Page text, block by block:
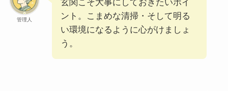
管理人
玄関こそ大事にしておきたいポイ
ント。こまめな清掃・そして明る
い環境になるように心がけましょ
う。